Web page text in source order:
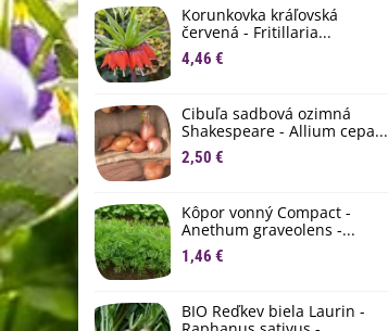
Korunkovka kráľovská
červená - Fritillaria...
4,46 €
Cibuľa sadbová ozimná
Shakespeare - Allium cepa...
2,50 €
Kôpor vonný Compact -
Anethum graveolens -...
1,46 €
BIO Reďkev biela Laurin -